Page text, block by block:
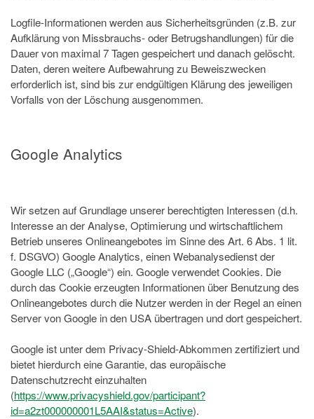
Logfile-Informationen werden aus Sicherheitsgründen (z.B. zur
Aufklärung von Missbrauchs- oder Betrugshandlungen) für die
Dauer von maximal 7 Tagen gespeichert und danach gelöscht.
Daten, deren weitere Aufbewahrung zu Beweiszwecken
erforderlich ist, sind bis zur endgültigen Klärung des jeweiligen
Vorfalls von der Löschung ausgenommen.
Google Analytics
Wir setzen auf Grundlage unserer berechtigten Interessen (d.h.
Interesse an der Analyse, Optimierung und wirtschaftlichem
Betrieb unseres Onlineangebotes im Sinne des Art. 6 Abs. 1 lit.
f. DSGVO) Google Analytics, einen Webanalysedienst der
Google LLC („Google“) ein. Google verwendet Cookies. Die
durch das Cookie erzeugten Informationen über Benutzung des
Onlineangebotes durch die Nutzer werden in der Regel an einen
Server von Google in den USA übertragen und dort gespeichert.
Google ist unter dem Privacy-Shield-Abkommen zertifiziert und
bietet hierdurch eine Garantie, das europäische
Datenschutzrecht einzuhalten
(https://www.privacyshield.gov/participant?
id=a2zt000000001L5AAI&status=Active).